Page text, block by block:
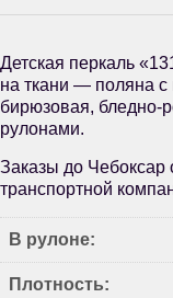
Детская перкаль
на ткани — поляна с
бирюзовая, бледно-
рулонами.
Заказы до Чебоксар
транспортной
В рулоне:
Плотность: